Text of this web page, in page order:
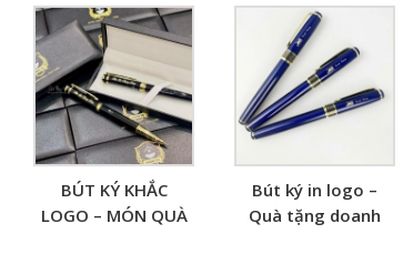
BÚT KÝ KHẮC
LOGO – MÓN QUÀ
Bút ký in logo –
Quà tặng doanh